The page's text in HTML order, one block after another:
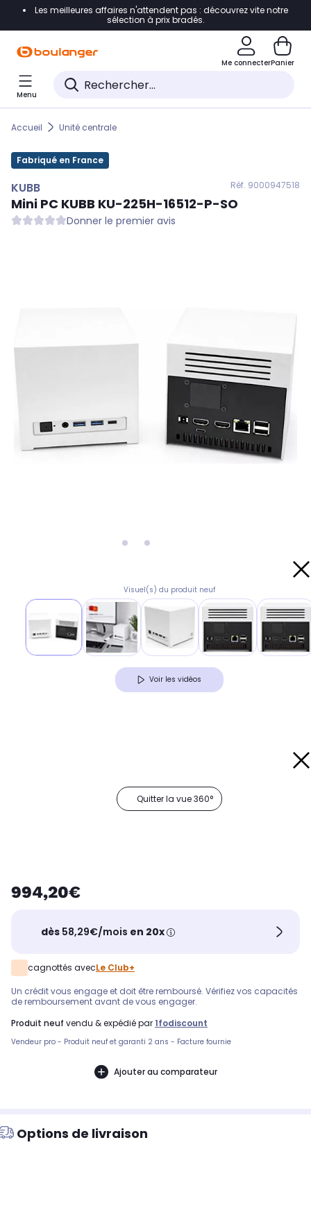
Accéder directement à la navigation
Accéder directement au pied de page
Accéder directement au chatbot
Les meilleures affaires n'attendent pas : découvrez vite notre
sélection à prix bradés.
Me connecterPanier
Menu
Accueil Unité centrale
Fabriqué en France
KUBB Réf. 9000947518
Mini PC KUBB KU-225H-16512-P-SO
Donner le premier avis
Visuel(s) du produit neuf
Voir les vidéos
Quitter la vue 360°
994,20€
dès 58,29€/mois en 20x
cagnottés avecLe Club+
Un crédit vous engage et doit être remboursé. Vérifiez vos capacités
de remboursement avant de vous engager.
produit neuf vendu & expédié par1fodiscount
Vendeur pro - Produit neuf et garanti 2 ans - Facture fournie
Ajouter au comparateur
Options de livraison